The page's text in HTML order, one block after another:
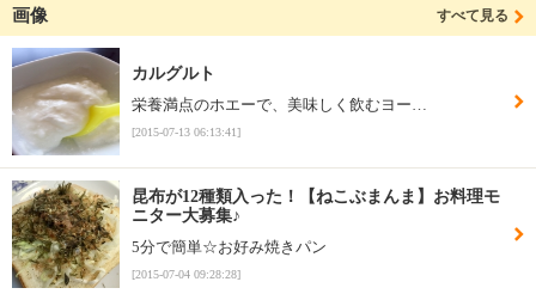
画像 すべて見る
カルグルト
栄養満点のホエーで、美味しく飲むヨー…
[2015-07-13 06:13:41]
昆布が12種類入った！【ねこぶまんま】お料理モ
ニター大募集♪
5分で簡単☆お好み焼きパン
[2015-07-04 09:28:28]